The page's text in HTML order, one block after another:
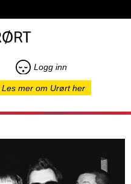
Logg inn
Les mer om Urørt her